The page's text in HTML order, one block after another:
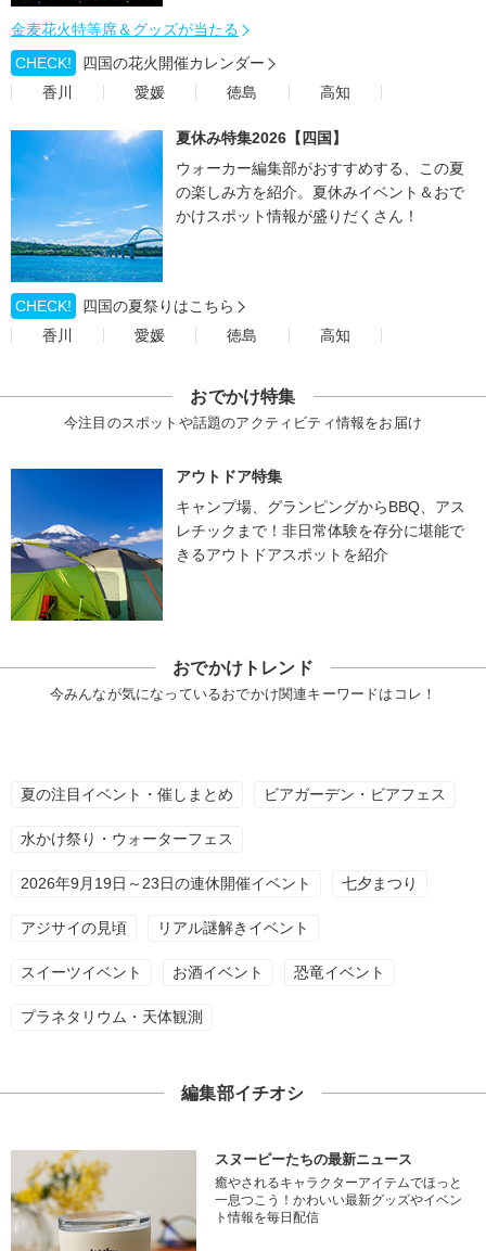
金麦花火特等席＆グッズが当たる
CHECK!
四国の花火開催カレンダー
香川
愛媛 徳島 高知
夏休み特集2026【四国】
ウォーカー編集部がおすすめする、この夏
の楽しみ方を紹介。夏休みイベント＆おで
かけスポット情報が盛りだくさん！
CHECK!
四国の夏祭りはこちら
香川
愛媛 徳島 高知
おでかけ特集
今注目のスポットや話題のアクティビティ情報をお届け
アウトドア特集
キャンプ場、グランピングからBBQ、アス
レチックまで！非日常体験を存分に堪能で
きるアウトドアスポットを紹介
おでかけトレンド
今みんなが気になっているおでかけ関連キーワードはコレ！
夏の注目イベント・催しまとめ ビアガーデン・ビアフェス
水かけ祭り・ウォーターフェス
2026年9月19日～23日の連休開催イベント 七夕まつり
アジサイの見頃 リアル謎解きイベント
スイーツイベント お酒イベント 恐竜イベント
プラネタリウム・天体観測
編集部イチオシ
スヌーピーたちの最新ニュース
癒やされるキャラクターアイテムでほっと
一息つこう！かわいい最新グッズやイベン
ト情報を毎日配信